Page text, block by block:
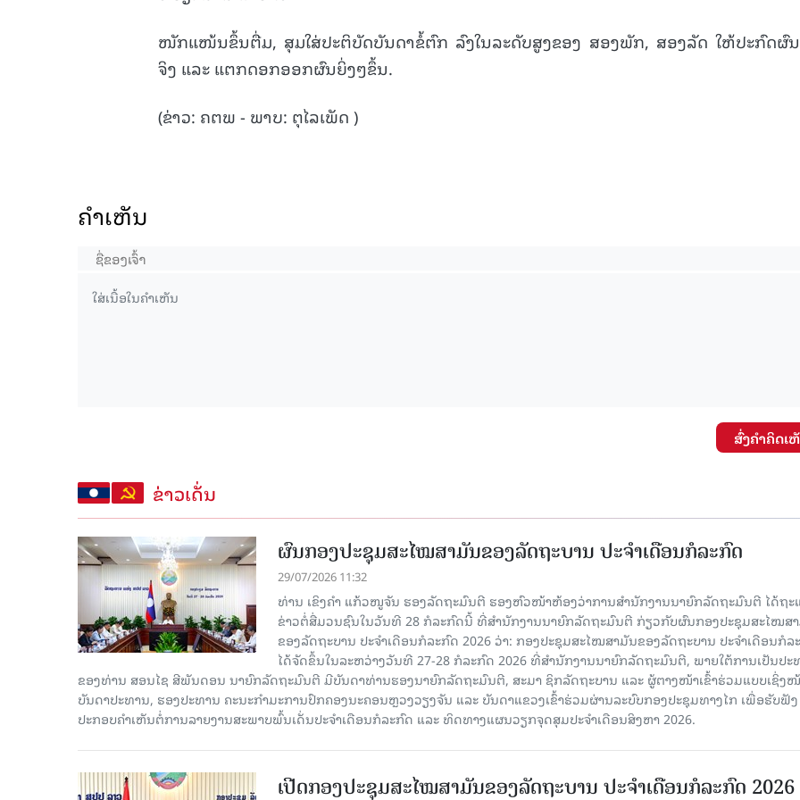
ໜັກແໜ້ນຂຶ້ນຕື່ມ, ສຸມໃສ່ປະຕິບັດບັນດາຂໍ້ຕົກ ລົງໃນລະດັບສູງຂອງ ສອງພັກ, ສອງລັດ ໃຫ້ປະກົດຜົ
ຈິງ ແລະ ແຕກດອກອອກຜົນຍິ່ງໆຂຶ້ນ.
(ຂ່າວ: ຄຕພ - ພາບ: ຕຸໄລເພັດ )
ຄໍາເຫັນ
ສົ່ງຄໍາຄິດເ
ຂ່າວເດັ່ນ
ຜົນກອງປະຊຸມສະໄໝສາມັນຂອງລັດຖະບານ ປະຈຳເດືອນກໍລະກົດ
29/07/2026 11:32
ທ່ານ ເຂິງຄໍາ ແກ້ວໜູຈັນ ຮອງລັດຖະມົນຕີ ຮອງຫົວໜ້າຫ້ອງວ່າການສໍານັກງານນາຍົກລັດຖະມົນຕີ ໄດ້ຖະ
ຂ່າວຕໍ່ສື່ມວນຊົນໃນວັນທີ 28 ກໍລະກົດນີ້ ທີ່ສໍານັກງານນາຍົກລັດຖະມົນຕີ ກ່ຽວກັບຜົນກອງປະຊຸມສະໄໝສ
ຂອງລັດຖະບານ ປະຈຳເດືອນກໍລະກົດ 2026 ວ່າ: ກອງປະຊຸມສະໄໝສາມັນຂອງລັດຖະບານ ປະຈຳເດືອນກໍລ
ໄດ້ຈັດຂຶ້ນໃນລະຫວ່າງວັນທີ 27-28 ກໍລະກົດ 2026 ທີ່ສໍານັກງານນາຍົກລັດຖະມົນຕີ, ພາຍໃຕ້ການເປັນປະ
ຂອງທ່ານ ສອນໄຊ ສີພັນດອນ ນາຍົກລັດຖະມົນຕີ ມີບັນດາທ່ານຮອງນາຍົກລັດຖະມົນຕີ, ສະມາ ຊິກລັດຖະບານ ແລະ ຜູ້ຕາງໜ້າເຂົ້າຮ່ວມແບບເຊິ່ງ
ບັນດາປະທານ, ຮອງປະທານ ຄະນະກຳມະການປົກຄອງນະຄອນຫຼວງວຽງຈັນ ແລະ ບັນດາແຂວງເຂົ້າຮ່ວມຜ່ານລະບົບກອງປະຊຸມທາງໄກ ເພື່ອຮັບຟັ
ປະກອບຄຳເຫັນຕໍ່ການລາຍງານສະພາບພົ້ນເດັ່ນປະຈຳເດືອນກໍລະກົດ ແລະ ທິດທາງແຜນວຽກຈຸດສຸມປະຈຳເດືອນສິງຫາ 2026.
ເປີດກອງປະຊຸມສະໄໝສາມັນຂອງລັດຖະບານ ປະຈໍາເດືອນກໍລະກົດ 2026